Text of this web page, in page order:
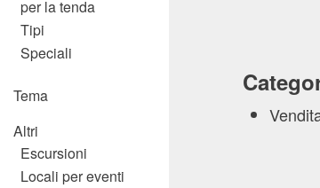
per la tenda
Tipi
Speciali
Tema
Altri
Escursioni
Locali per eventi